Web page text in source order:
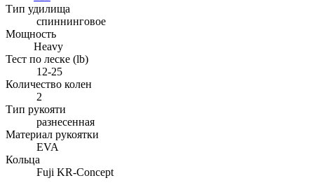
Тип удилища
спиннинговое
Мощность
Heavy
Тест по леске (lb)
12-25
Количество колен
2
Тип рукояти
разнесенная
Материал рукоятки
EVA
Кольца
Fuji KR-Concept